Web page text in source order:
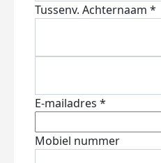
Tussenv. Achternaam *
E-mailadres *
Mobiel nummer